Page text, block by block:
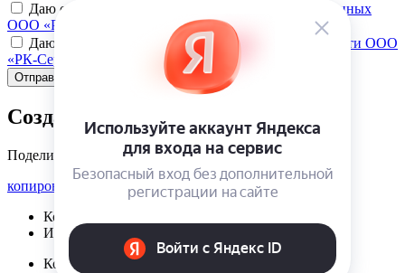
Даю своё
согласие на обработку персональных данных
ООО «РК-Сервис»
Даю своё
согласие на политику конфиденциальности ООО
«РК-Сервис»
Отправить
Создать карту клиента
Поделиться
копировать ссылку
Корзина | {{ cart.items.value.length }}
Избранное | {{ initData.favoriteProducts.length }}
Корзина | {{ cart.items.value.length }}